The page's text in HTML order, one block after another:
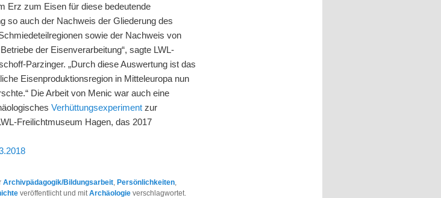
Erz zum Eisen für diese bedeutende
so auch der Nachweis der Gliederung des
sowie der Nachweis von
der Eisenverarbeitung“, sagte LWL-
Parzinger. „Durch diese Auswertung ist das
Eisenproduktionsregion in Mitteleuropa nun
Die Arbeit von Menic war auch eine
Verhüttungsexperimentzur
Freilichtmuseum Hagen, das 2017
Archivpädagogik/Bildungsarbeit ,Persönlichkeiten
veröffentlicht und mitArchäologie verschlagwortet.